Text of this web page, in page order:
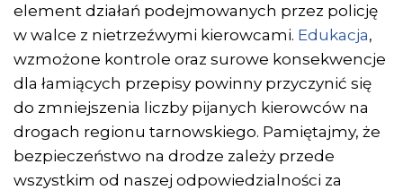
element działań podejmowanych przez policję
w walce z nietrzeźwymi kierowcami. Edukacja,
wzmożone kontrole oraz surowe konsekwencje
dla łamiących przepisy powinny przyczynić się
do zmniejszenia liczby pijanych kierowców na
drogach regionu tarnowskiego. Pamiętajmy, że
bezpieczeństwo na drodze zależy przede
wszystkim od naszej odpowiedzialności za